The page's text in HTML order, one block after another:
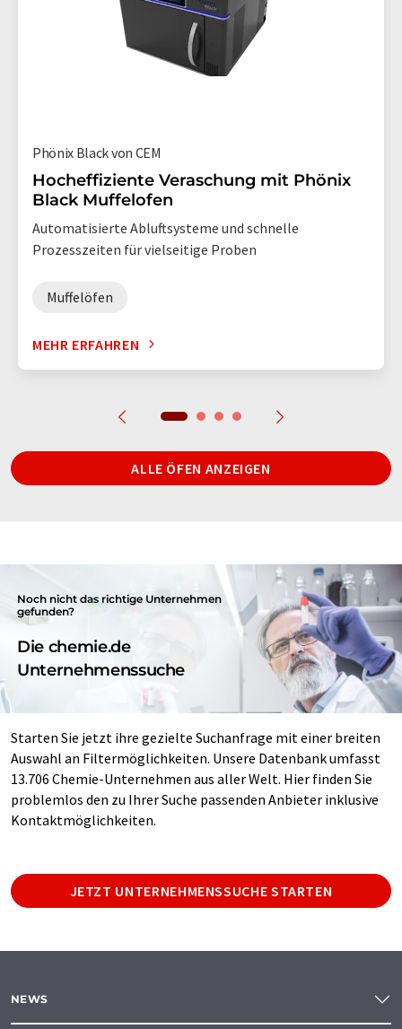
Phönix Black von CEM
Hocheffiziente Veraschung mit Phönix
Black Muffelofen
Automatisierte Abluftsysteme und schnelle
Prozesszeiten für vielseitige Proben
Muffelöfen
MEHR ERFAHREN
ALLE ÖFEN ANZEIGEN
Noch nicht das richtige Unternehmen
gefunden?
Die chemie.de
Unternehmenssuche
Starten Sie jetzt ihre gezielte Suchanfrage mit einer breiten
Auswahl an Filtermöglichkeiten. Unsere Datenbank umfasst
13.706 Chemie-Unternehmen aus aller Welt. Hier finden Sie
problemlos den zu Ihrer Suche passenden Anbieter inklusive
Kontaktmöglichkeiten.
JETZT UNTERNEHMENSSUCHE STARTEN
NEWS